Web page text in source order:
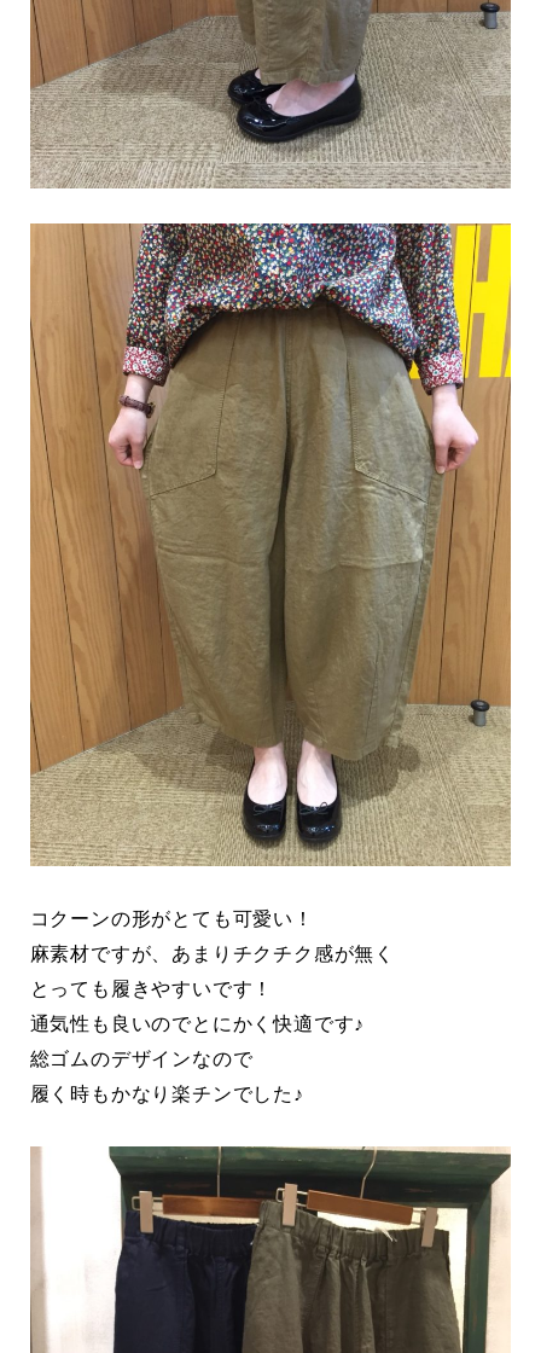
コクーンの形がとても可愛い！
麻素材ですが、あまりチクチク感が無く
とっても履きやすいです！
通気性も良いのでとにかく快適です♪
総ゴムのデザインなので
履く時もかなり楽チンでした♪